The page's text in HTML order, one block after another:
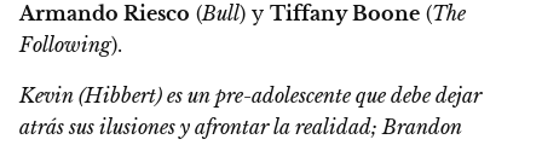
Armando Riesco (Bull) y Tiffany Boone (The
Following).
Kevin (Hibbert) es un pre-adolescente que debe dejar
atrás sus ilusiones y afrontar la realidad; Brandon